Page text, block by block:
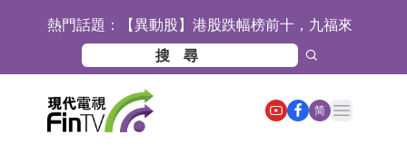
熱門話題： 【異動股】港股跌幅榜前十，九福來
(08611.HK)跌21.43%，天瑞汽車内飾
(06162.HK)跌18.44%
【異動股】港股漲幅榜前十，佳明集
團控股(01271.HK)漲+78.22%，拿森
科技(02261.HK)漲+64.11%
斯迪克：公司為國內摺疊屏核心功能
材料供應商
恒瑞醫藥：公司已在中國獲批上市26
简
Open main menu